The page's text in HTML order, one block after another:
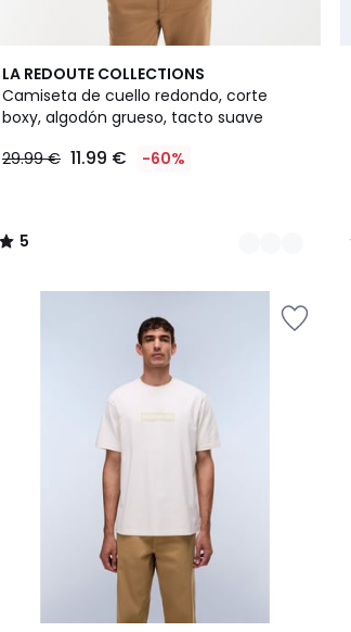
LA REDOUTE COLLECTIONS
Camiseta de cuello redondo, corte
boxy, algodón grueso, tacto suave
29.99 € 11.99 € -60%
5
/
5
2
Colores
5
/